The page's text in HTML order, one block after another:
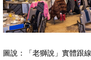
圖說：「老獅說」實體跟